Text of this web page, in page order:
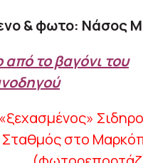
& φωτο: Νάσος
το βαγόνι του